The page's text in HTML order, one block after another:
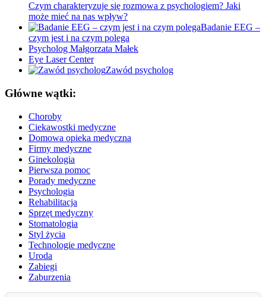
Czym charakteryzuje się rozmowa z psychologiem? Jaki
może mieć na nas wpływ?
Badanie EEG –
czym jest i na czym polega
Psycholog Małgorzata Małek
Eye Laser Center
Zawód psycholog
Główne wątki:
Choroby
Ciekawostki medyczne
Domowa opieka medyczna
Firmy medyczne
Ginekologia
Pierwsza pomoc
Porady medyczne
Psychologia
Rehabilitacja
Sprzęt medyczny
Stomatologia
Styl życia
Technologie medyczne
Uroda
Zabiegi
Zaburzenia